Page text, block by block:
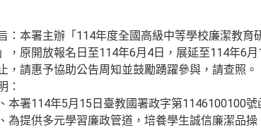
：本署主辦「114年度全國高級中等學校廉潔教育
，原開放報名日至114年6月4日，展延至114年6月
，請惠予協助公告周知並鼓勵踴躍參與，請查照。
：
本署114年5月15日臺教國署政字第1146100100號
為提供多元學習廉政管道，培養學生誠信廉潔品操